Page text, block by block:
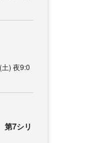
) 夜9:0
7シリ